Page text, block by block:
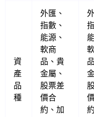
資
產
品
種
外匯、
指數、
能源、
軟商
品、貴
金屬、
股票差
價合
約、加